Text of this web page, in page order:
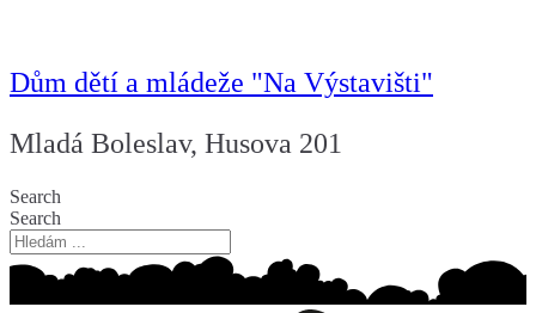
Dům dětí a mládeže "Na Výstavišti"
Mladá Boleslav, Husova 201
Search
Search